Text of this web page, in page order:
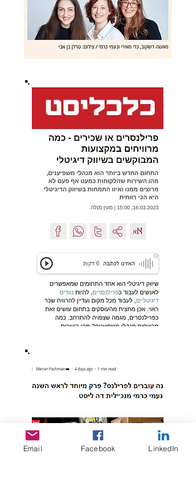
Email Facebook LinkedIn